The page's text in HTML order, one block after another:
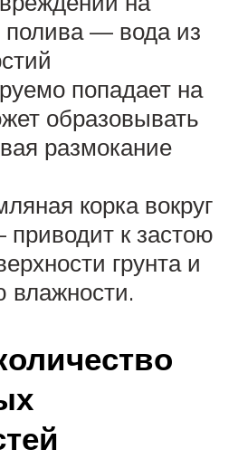
полива — вода из
попадает на
образовывать
размокание
корка вокруг
к застою
грунта и